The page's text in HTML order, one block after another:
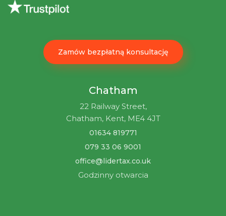
Zamów bezpłatną konsultację
Chatham
22 Railway Street,
Chatham, Kent, ME4 4JT
01634 819771
079 33 06 9001
office@lidertax.co.uk
Godzinny otwarcia